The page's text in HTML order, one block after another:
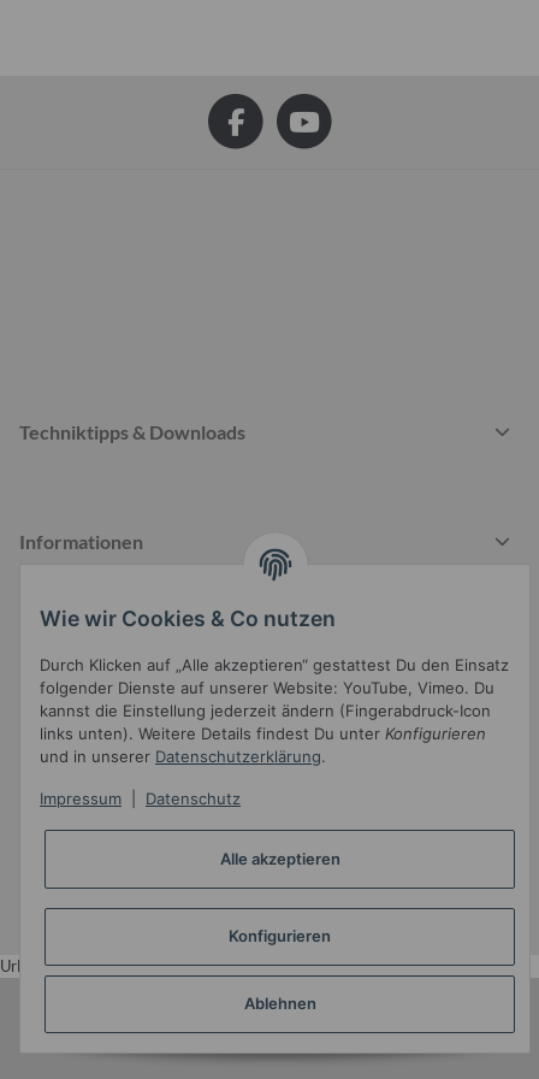
Techniktipps & Downloads
Informationen
Widerrufsbutton
* Alle Preise inkl. gesetzlicher USt.
Wie wir Cookies & Co nutzen
Durch Klicken auf „Alle akzeptieren“ gestattest Du den Einsatz
folgender Dienste auf unserer Website: YouTube, Vimeo. Du
kannst die Einstellung jederzeit ändern (Fingerabdruck-Icon
links unten). Weitere Details findest Du unter Konfigurieren
und in unserer Datenschutzerklärung.
Impressum Datenschutz
Alle akzeptieren
Konfigurieren
Ablehnen
Urlaub